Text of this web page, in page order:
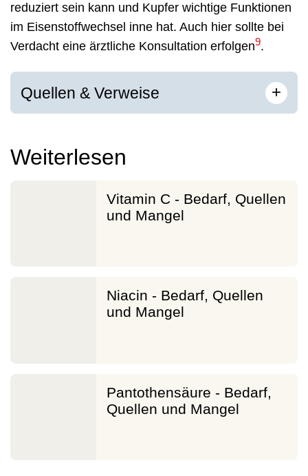
reduziert sein kann und Kupfer wichtige Funktionen
im Eisenstoffwechsel inne hat. Auch hier sollte bei
Verdacht eine ärztliche Konsultation erfolgen9.
Quellen & Verweise +
Weiterlesen
Vitamin C - Bedarf, Quellen
und Mangel
Niacin - Bedarf, Quellen
und Mangel
Pantothensäure - Bedarf,
Quellen und Mangel